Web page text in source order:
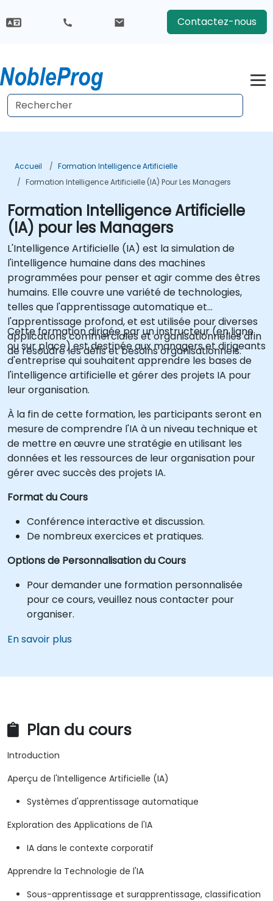
Contactez-nous
Accueil
Formation Intelligence Artificielle
Formation Intelligence Artificielle (IA) Pour Les Managers
Formation Intelligence Artificielle
(IA) pour les Managers
L'Intelligence Artificielle (IA) est la simulation de
l'intelligence humaine dans des machines
programmées pour penser et agir comme des êtres
humains. Elle couvre une variété de technologies,
telles que l'apprentissage automatique et
l'apprentissage profond, et est utilisée pour diverses
applications commerciales et organisationnelles afin
de résoudre les défis et besoins organisationnels.
Cette formation dirigée par un instructeur (en ligne
ou sur place) est destinée aux managers et dirigeants
d'entreprise qui souhaitent apprendre les bases de
l'intelligence artificielle et gérer des projets IA pour
leur organisation.
À la fin de cette formation, les participants seront en
mesure de comprendre l'IA à un niveau technique et
de mettre en œuvre une stratégie en utilisant les
données et les ressources de leur organisation pour
gérer avec succès des projets IA.
Format du Cours
Conférence interactive et discussion.
De nombreux exercices et pratiques.
Options de Personnalisation du Cours
Pour demander une formation personnalisée
pour ce cours, veuillez nous contacter pour
organiser.
En savoir plus
Plan du cours
Introduction
Aperçu de l'Intelligence Artificielle (IA)
Systèmes d'apprentissage automatique
Exploration des Applications de l'IA
IA dans le contexte corporatif
Apprendre la Technologie de l'IA
Sous-apprentissage et surapprentissage, classification